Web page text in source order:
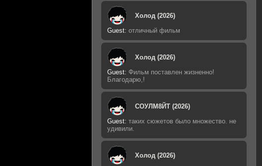
Холод (2026)
Guest: отличный фильм
Холод (2026)
Guest: Фильм поставлен жизненно!
Благодарю,!
СОУЛМ8ЙТ (2026)
Guest: таких сюжетов было множество. не
удивили.
Холод (2026)